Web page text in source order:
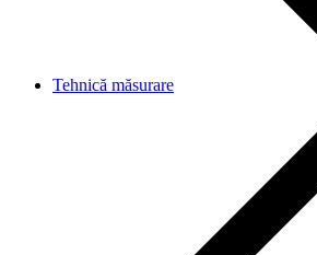
Tehnică măsurare